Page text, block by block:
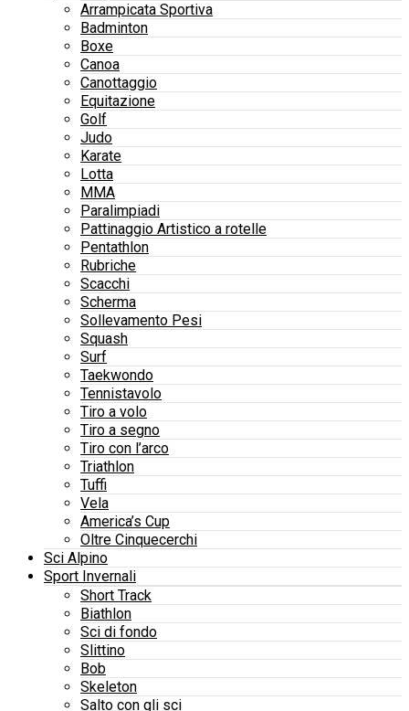
Arrampicata Sportiva
Badminton
Boxe
Canoa
Canottaggio
Equitazione
Golf
Judo
Karate
Lotta
MMA
Paralimpiadi
Pattinaggio Artistico a rotelle
Pentathlon
Rubriche
Scacchi
Scherma
Sollevamento Pesi
Squash
Surf
Taekwondo
Tennistavolo
Tiro a volo
Tiro a segno
Tiro con l’arco
Triathlon
Tuffi
Vela
America’s Cup
Oltre Cinquecerchi
Sci Alpino
Sport Invernali
Short Track
Biathlon
Sci di fondo
Slittino
Bob
Skeleton
Salto con gli sci